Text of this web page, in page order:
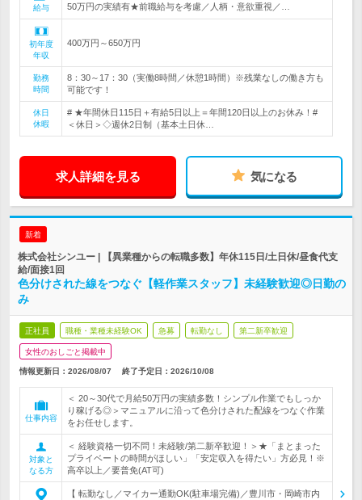
給与
50万円の実績有★前職給与を考慮／人柄・意欲重視／…
初年度
年収
400万円～650万円
勤務
時間
8：30～17：30（実働8時間／休憩1時間）※残業なしの働き方も
可能です！
休日
休暇
# ★年間休日115日＋有給5日以上＝年間120日以上のお休み！#
＜休日＞◇週休2日制（基本土日休…
求人詳細を見る 気になる
新着
株式会社シンユー | 【異業種からの転職多数】年休115日/土日休/昼食代支
給/面接1回
色分けされた線をつなぐ【軽作業スタッフ】未経験歓迎◎日勤の
み
正社員 職種・業種未経験OK 急募 転勤なし 第二新卒歓迎
女性のおしごと掲載中
情報更新日：2026/08/07 終了予定日： 2026/10/08
仕事内容
＜ 20～30代で月給50万円の実績多数！シンプル作業でもしっか
り稼げる◎＞マニュアルに沿って色分けされた配線をつなぐ作業
をお任せします。
対象と
なる方
＜ 経験資格一切不問！未経験/第二新卒歓迎！＞★「まとまった
プライベートの時間がほしい」「安定収入を得たい」方必見！※
高卒以上／要普免(AT可)
【 転勤なし／マイカー通勤OK(駐車場完備)／豊川市・岡崎市内